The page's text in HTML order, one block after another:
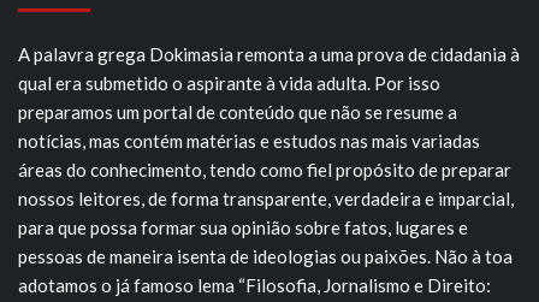
A palavra grega Dokimasia remonta a uma prova de cidadania à
qual era submetido o aspirante à vida adulta. Por isso
preparamos um portal de conteúdo que não se resume a
notícias, mas contém matérias e estudos nas mais variadas
áreas do conhecimento, tendo como fiel propósito de preparar
nossos leitores, de forma transparente, verdadeira e imparcial,
para que possa formar sua opinião sobre fatos, lugares e
pessoas de maneira isenta de ideologias ou paixões. Não à toa
adotamos o já famoso lema “Filosofia, Jornalismo e Direito: